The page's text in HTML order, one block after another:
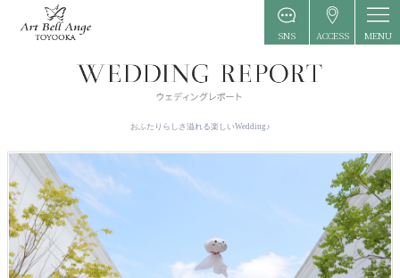
SNS ACCESS MENU
おふたりらしさ溢れる楽しいWedding♪